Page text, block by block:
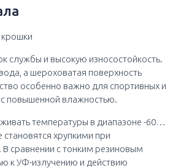
службы и высокую износостойкость.
а шероховатая поверхность
особенно важно для спортивных и
повышенной влажностью.
температуры в диапазоне -60…
хрупкими при
сравнении с тонким резиновым
к УФ-излучению и действию